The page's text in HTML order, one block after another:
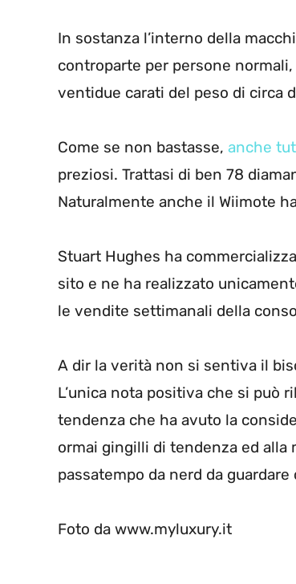
In sostanza l’interno della
controparte per persone
ventidue carati del peso di circa
Come se non bastasse, anche
preziosi. Trattasi di ben 78
Naturalmente anche il Wiimote
Stuart Hughes ha
sito e ne ha realizzato
le vendite settimanali della
A dir la verità non si sentiva il
L’unica nota positiva che si può
tendenza che ha avuto la
ormai gingilli di tendenza ed alla
passatempo da nerd da
Foto da www.myluxury.it